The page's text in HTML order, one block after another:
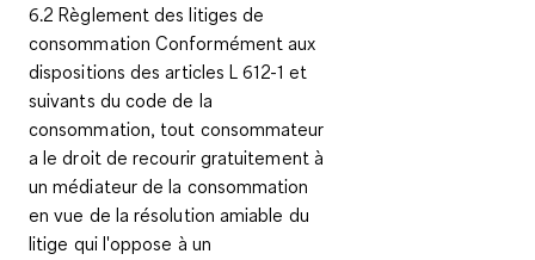
6.2 Règlement des litiges de
consommation Conformément aux
dispositions des articles L 612-1 et
suivants du code de la
consommation, tout consommateur
a le droit de recourir gratuitement à
un médiateur de la consommation
en vue de la résolution amiable du
litige qui l'oppose à un